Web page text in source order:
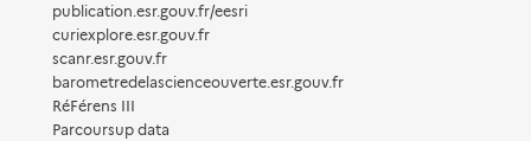
publication.esr.gouv.fr/eesri
curiexplore.esr.gouv.fr
scanr.esr.gouv.fr
barometredelascienceouverte.esr.gouv.fr
RéFérens III
Parcoursup data